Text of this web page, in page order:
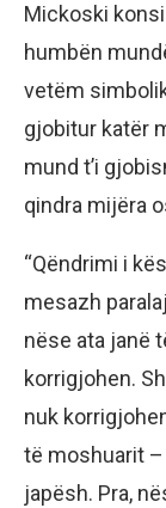
Mickoski
humbën
vetëm
gjobitur katër
mund t’i
qindra mijëra
“Qëndrimi i
mesazh
nëse ata janë
korrigjohen.
nuk
të moshuarit
japësh. Pra,